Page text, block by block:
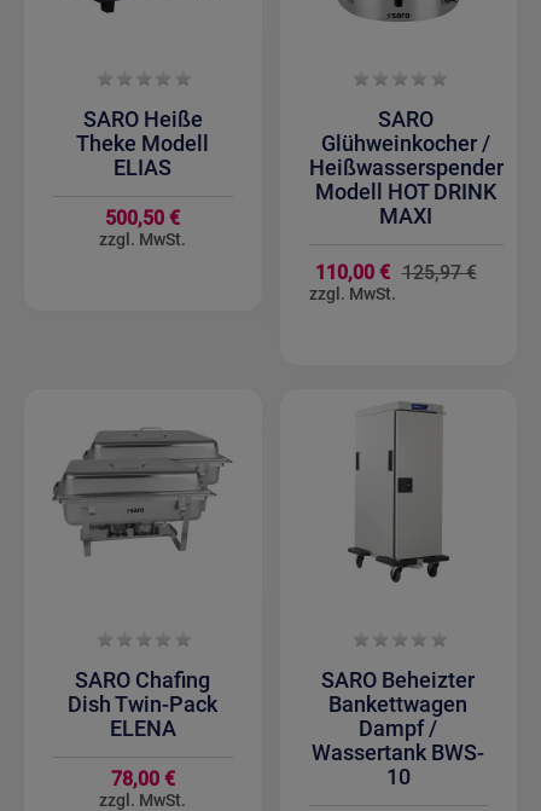
SARO Heiße
Theke Modell
ELIAS
500,50 €
SARO
Glühweinkocher /
Heißwasserspender
Modell HOT DRINK
MAXI
110,00 € 125,97 €
SARO Chafing
Dish Twin-Pack
ELENA
78,00 €
SARO Beheizter
Bankettwagen
Dampf /
Wassertank BWS-
10